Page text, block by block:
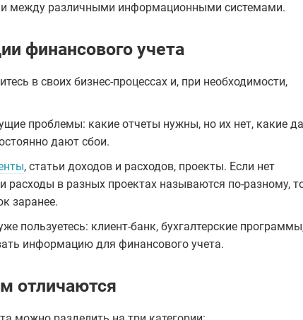
между различными информационными системами.
финансового учета
в своих бизнес-процессах и, при необходимости,
проблемы: какие отчеты нужны, но их нет, какие
дают сбои.
, статьи доходов и расходов, проекты. Если нет
в разных проектах называются по-разному,
заранее.
пользуетесь: клиент-банк, бухгалтерские
информацию для финансового учета.
отличаются